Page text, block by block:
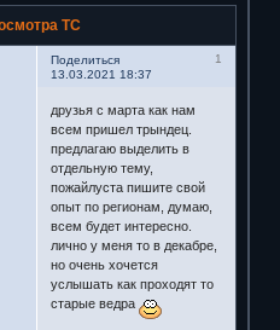
ТС
Поделиться
1
13.03.2021 18:37
друзья с марта как нам
всем пришел трындец.
предлагаю выделить в
отдельную тему,
пожайлуста пишите свой
опыт по регионам, думаю,
всем будет интересно.
лично у меня то в декабре,
но очень хочется
услышать как проходят то
старые ведра